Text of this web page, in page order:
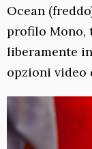
Ocean
profilo
liberamente
opzioni video